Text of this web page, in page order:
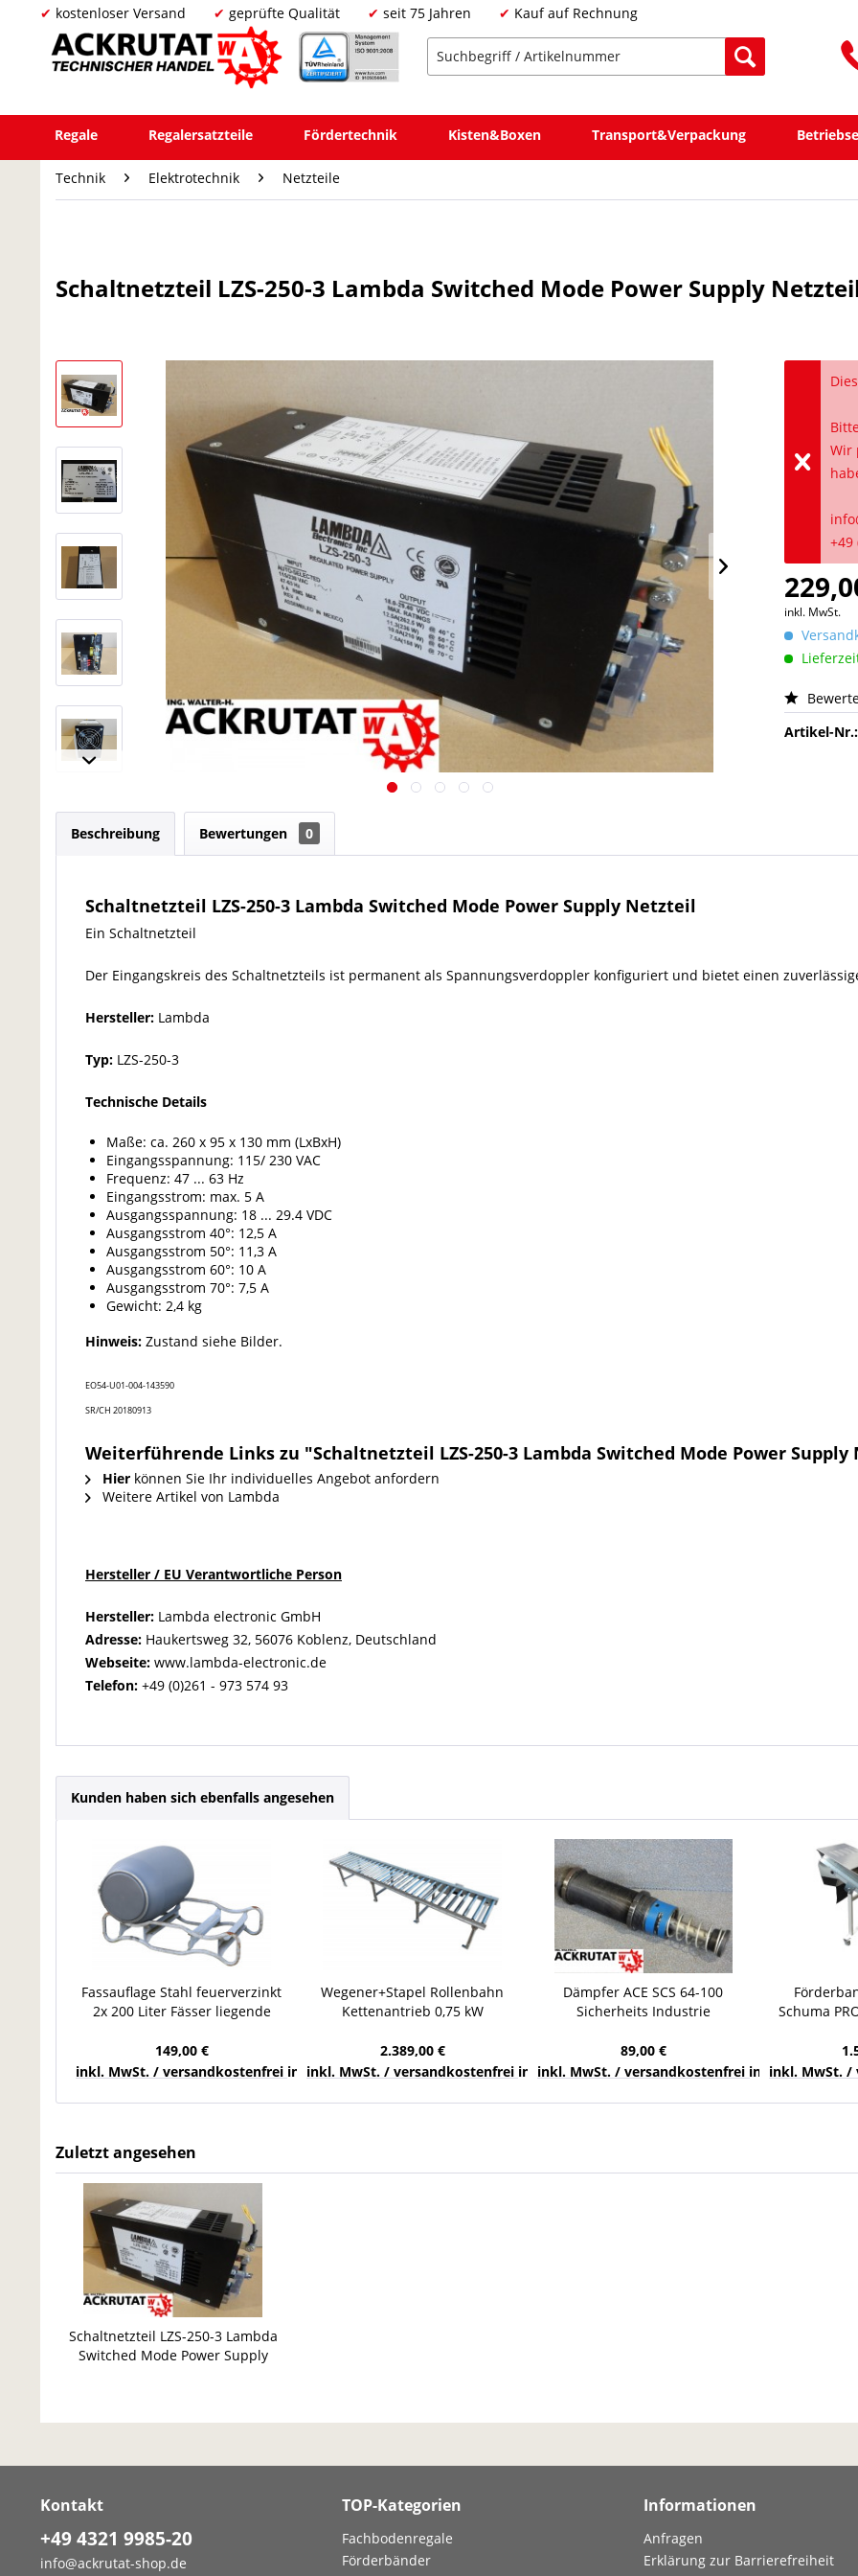
kostenloser Versand geprüfte Qualität seit 75 Jahren Kauf auf Rechnung
Regale Regalersatzteile Fördertechnik Kisten&Boxen Transport&Verpackung
Technik Elektrotechnik Netzteile
Schaltnetzteil LZS-250-3 Lambda Switched Mode Power Supply
Wir
+49
inkl. MwSt.
Artikel-Nr.:
Beschreibung Bewertungen 0
Schaltnetzteil LZS-250-3 Lambda Switched Mode Power Supply Netzteil
Ein Schaltnetzteil
Der Eingangskreis des Schaltnetzteils ist permanent als Spannungsverdoppler konfiguriert und bietet einen
Hersteller: Lambda
Typ: LZS-250-3
Technische Details
Maße: ca. 260 x 95 x 130 mm (LxBxH)
Eingangsspannung: 115/ 230 VAC
Frequenz: 47 ... 63 Hz
Eingangsstrom: max. 5 A
Ausgangsspannung: 18 ... 29.4 VDC
Ausgangsstrom 40°: 12,5 A
Ausgangsstrom 50°: 11,3 A
Ausgangsstrom 60°: 10 A
Ausgangsstrom 70°: 7,5 A
Gewicht: 2,4 kg
Hinweis: Zustand siehe Bilder.
EO54-U01-004-143590
SR/CH 20180913
Weiterführende Links zu "Schaltnetzteil LZS-250-3 Lambda Switched Mode Power
Hier können Sie Ihr individuelles Angebot anfordern
Weitere Artikel von Lambda
Hersteller / EU Verantwortliche Person
Hersteller: Lambda electronic GmbH
Adresse: Haukertsweg 32, 56076 Koblenz, Deutschland
Webseite: www.lambda-electronic.de
Telefon: +49 (0)261 - 973 574 93
Kunden haben sich ebenfalls angesehen
Fassauflage Stahl feuerverzinkt
2x 200 Liter Fässer liegende
149,00 €
inkl. MwSt. / versandkostenfrei innerhalb Deutschlands
Wegener+Stapel Rollenbahn
Kettenantrieb 0,75 kW
L4500
2.389,00 €
inkl. MwSt. / versandkostenfrei innerhalb Deutschlands
Dämpfer ACE SCS 64-100
Sicherheits Industrie
Nutmutter
89,00 €
inkl. MwSt. / versandkostenfrei innerhalb
Schuma
inkl. MwSt. /
Zuletzt angesehen
Schaltnetzteil LZS-250-3 Lambda
Switched Mode Power Supply
Kontakt
+49 4321 9985-20
info@ackrutat-shop.de
TOP-Kategorien
Fachbodenregale
Förderbänder
Informationen
Anfragen
Erklärung zur Barrierefreiheit